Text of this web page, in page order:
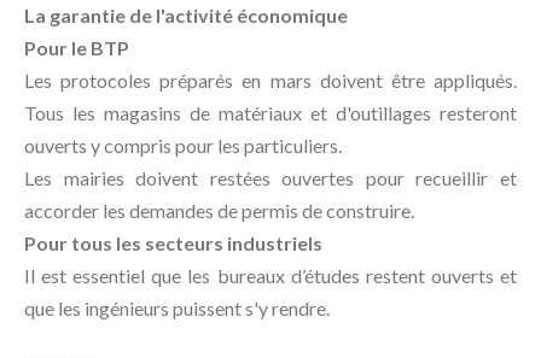
La garantie de l'activité économique
Pour le BTP
Les protocoles préparés en mars doivent être appliqués.
Tous les magasins de matériaux et d'outillages resteront
ouverts y compris pour les particuliers.
Les mairies doivent restées ouvertes pour recueillir et
accorder les demandes de permis de construire.
Pour tous les secteurs industriels
Il est essentiel que les bureaux d’études restent ouverts et
que les ingénieurs puissent s'y rendre.